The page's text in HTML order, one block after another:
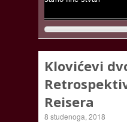
Klovićevi
Reisera
8 studenoga, 2018